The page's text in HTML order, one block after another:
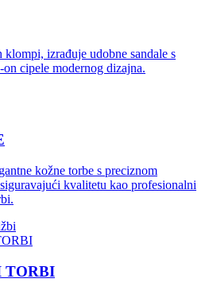
klompi, izrađuje udobne sandale s
cipele modernog dizajna.
kožne torbe s preciznom
kvalitetu kao profesionalni
TORBI